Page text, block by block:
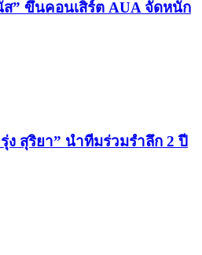
ส” ขึ้นคอนเสิร์ต AUA จัดหนัก
ง สุริยา” นำทีมร่วมรำลึก 2 ปี